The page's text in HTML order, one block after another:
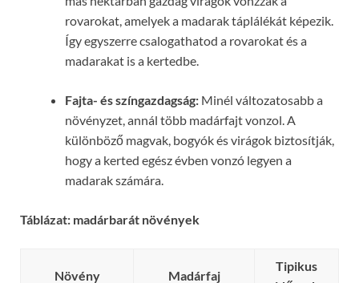
rovarokat, amelyek a madarak táplálékát képezik.
Így egyszerre csalogathatod a rovarokat és a
madarakat is a kertedbe.
Fajta- és színgazdagság: Minél változatosabb a
növényzet, annál több madárfajt vonzol. A
különböző magvak, bogyók és virágok biztosítják,
hogy a kerted egész évben vonzó legyen a
madarak számára.
Táblázat: madárbarát növények
Növény Madárfaj
Tipikus